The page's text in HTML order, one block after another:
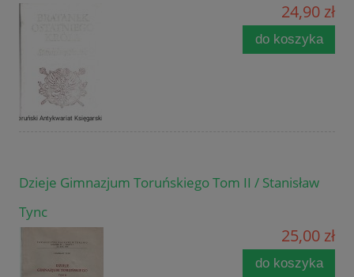
24,90 zł
do koszyka
Dzieje Gimnazjum Toruńskiego Tom II / Stanisław
Tync
25,00 zł
do koszyka